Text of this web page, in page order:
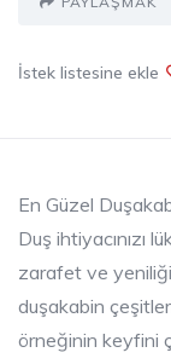
İstek listesine ekle
En Güzel
Duş ihtiyacınızı
zarafet ve
duşakabin
örneğinin keyfini